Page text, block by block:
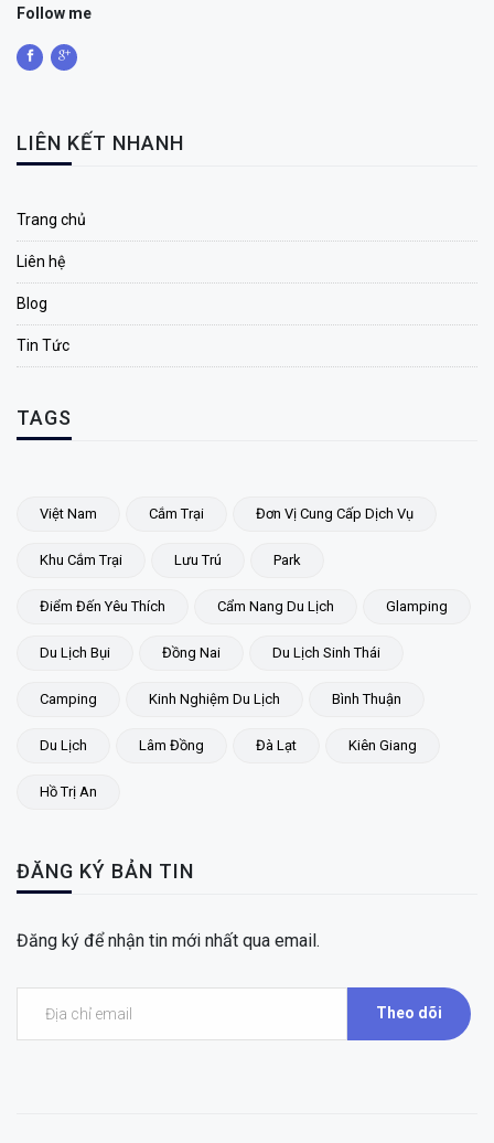
Follow me
LIÊN KẾT NHANH
Trang chủ
Liên hệ
Blog
Tin Tức
TAGS
Việt Nam Cắm Trại Đơn Vị Cung Cấp Dịch Vụ
Khu Cắm Trại Lưu Trú Park
Điểm Đến Yêu Thích Cẩm Nang Du Lịch Glamping
Du Lịch Bụi Đồng Nai Du Lịch Sinh Thái
Camping Kinh Nghiệm Du Lịch Bình Thuận
Du Lịch Lâm Đồng Đà Lạt Kiên Giang
Hồ Trị An
ĐĂNG KÝ BẢN TIN
Đăng ký để nhận tin mới nhất qua email.
Theo dõi